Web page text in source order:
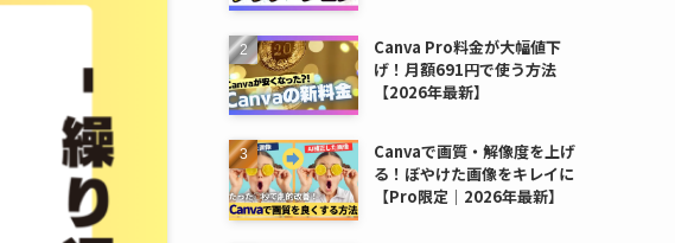
Canva Pro料金が大幅値下
げ！月額691円で使う方法
【2026年最新】
Canvaで画質・解像度を上げ
る！ぼやけた画像をキレイに
【Pro限定｜2026年最新】